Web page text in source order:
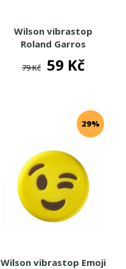
Wilson vibrastop
Roland Garros
79 Kč 59 Kč
29%
Wilson vibrastop Emoji